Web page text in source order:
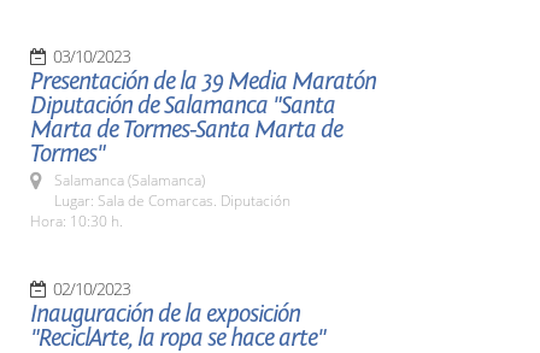
03/10/2023
Presentación de la 39 Media Maratón
Diputación de Salamanca "Santa
Marta de Tormes-Santa Marta de
Tormes"
Salamanca (Salamanca)
Lugar: Sala de Comarcas. Diputación
Hora: 10:30 h.
02/10/2023
Inauguración de la exposición
"ReciclArte, la ropa se hace arte"